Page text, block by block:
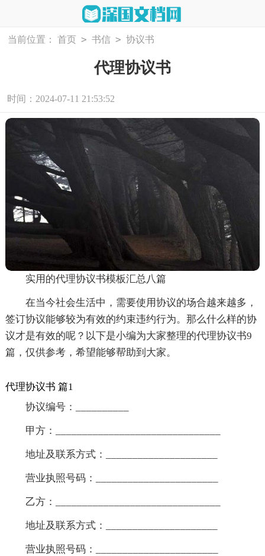
当前位置： 首页 > 书信 > 协议书
代理协议书
时间：2024-07-11 21:53:52
实用的代理协议书模板汇总八篇
在当今社会生活中，需要使用协议的场合越来越多，
签订协议能够较为有效的约束违约行为。那么什么样的协
议才是有效的呢？以下是小编为大家整理的代理协议书9
篇，仅供参考，希望能够帮助到大家。
代理协议书 篇1
协议编号：__________
甲方：_______________________________
地址及联系方式：_____________________
营业执照号码：_______________________
乙方：_______________________________
地址及联系方式：_____________________
营业执照号码：_______________________